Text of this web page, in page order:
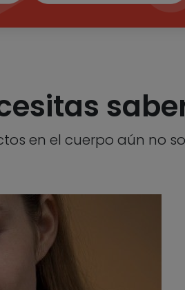
en el cuerpo aún no